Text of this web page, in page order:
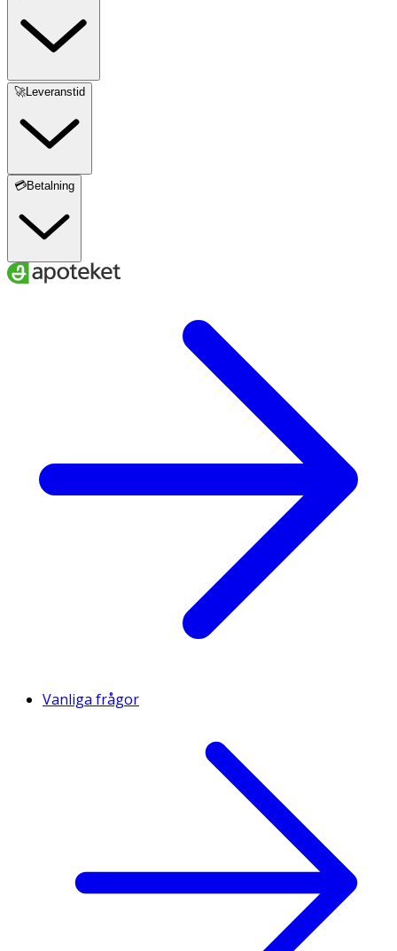
🚀Leveranstid
💳Betalning
Vanliga frågor